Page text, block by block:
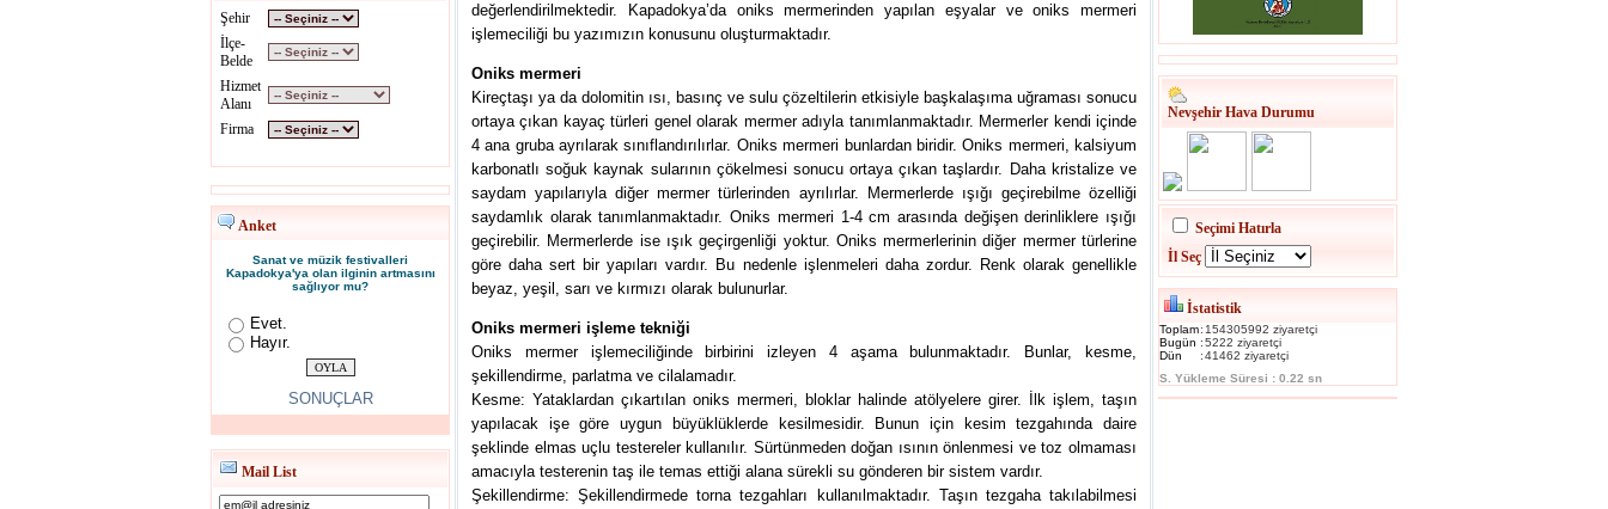
Şehir
İlçe-
Belde
Hizmet
Alanı
Firma
Anket
Sanat ve müzik festivalleri
Kapadokya'ya olan ilginin artmasını
sağlıyor mu?
Evet.
Hayır.
SONUÇLAR
Mail List
değerlendirilmektedir. Kapadokya’da oniks mermerinden yapılan eşyalar ve oniks mermeri
işlemeciliği bu yazımızın konusunu oluşturmaktadır.
Oniks mermeri
Kireçtaşı ya da dolomitin ısı, basınç ve sulu çözeltilerin etkisiyle başkalaşıma uğraması sonucu
ortaya çıkan kayaç türleri genel olarak mermer adıyla tanımlanmaktadır. Mermerler kendi içinde
4 ana gruba ayrılarak sınıflandırılırlar. Oniks mermeri bunlardan biridir. Oniks mermeri, kalsiyum
karbonatlı soğuk kaynak sularının çökelmesi sonucu ortaya çıkan taşlardır. Daha kristalize ve
saydam yapılarıyla diğer mermer türlerinden ayrılırlar. Mermerlerde ışığı geçirebilme özelliği
saydamlık olarak tanımlanmaktadır. Oniks mermeri 1-4 cm arasında değişen derinliklere ışığı
geçirebilir. Mermerlerde ise ışık geçirgenliği yoktur. Oniks mermerlerinin diğer mermer türlerine
göre daha sert bir yapıları vardır. Bu nedenle işlenmeleri daha zordur. Renk olarak genellikle
beyaz, yeşil, sarı ve kırmızı olarak bulunurlar.
Oniks mermeri işleme tekniği
Oniks mermer işlemeciliğinde birbirini izleyen 4 aşama bulunmaktadır. Bunlar, kesme,
şekillendirme, parlatma ve cilalamadır.
Kesme: Yataklardan çıkartılan oniks mermeri, bloklar halinde atölyelere girer. İlk işlem, taşın
yapılacak işe göre uygun büyüklüklerde kesilmesidir. Bunun için kesim tezgahında daire
şeklinde elmas uçlu testereler kullanılır. Sürtünmeden doğan ısının önlenmesi ve toz olmaması
amacıyla testerenin taş ile temas ettiği alana sürekli su gönderen bir sistem vardır.
Şekillendirme: Şekillendirmede torna tezgahları kullanılmaktadır. Taşın tezgaha takılabilmesi
Nevşehir Hava Durumu
Seçimi Hatırla
İl Seç
İstatistik
Toplam: 154305992 ziyaretçi
Bugün :5222 ziyaretçi
Dün
:41462 ziyaretçi
S. Yükleme Süresi : 0.22 sn